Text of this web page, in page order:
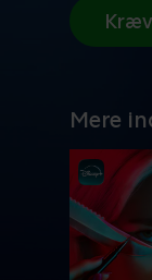
Mere